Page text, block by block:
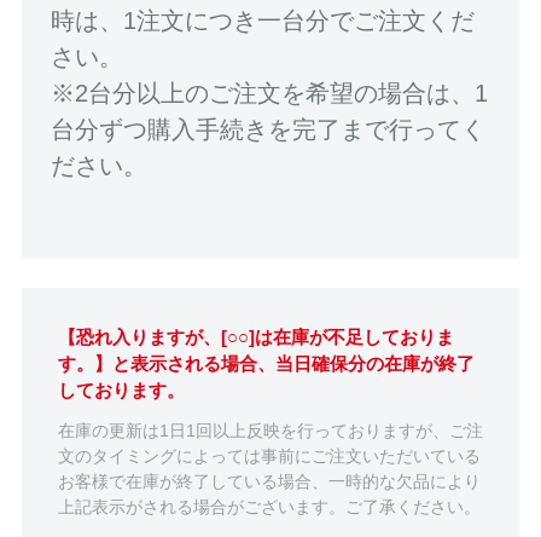
時は、1注文につき一台分でご注文くだ
さい。
※2台分以上のご注文を希望の場合は、1
台分ずつ購入手続きを完了まで行ってく
ださい。
【恐れ入りますが、[○○]は在庫が不足しておりま
す。】と表示される場合、当日確保分の在庫が終了
しております。
在庫の更新は1日1回以上反映を行っておりますが、ご注
文のタイミングによっては事前にご注文いただいている
お客様で在庫が終了している場合、一時的な欠品により
上記表示がされる場合がございます。ご了承ください。